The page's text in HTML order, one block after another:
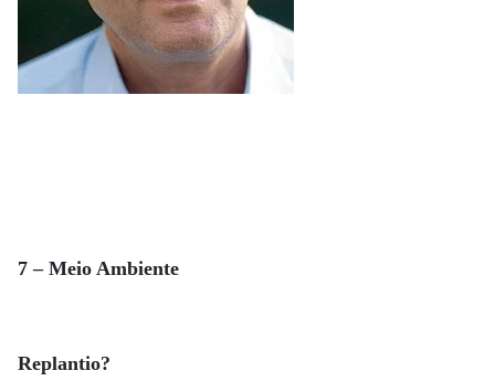
7 – Meio Ambiente
Replantio?